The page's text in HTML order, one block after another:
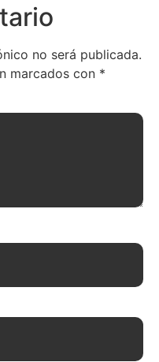
no será publicada.
marcados con *